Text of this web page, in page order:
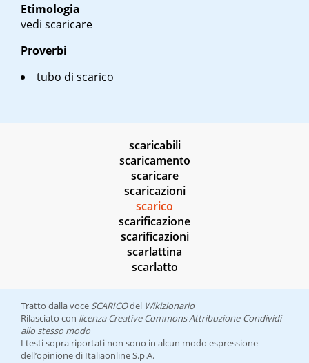
Etimologia
vedi scaricare
Proverbi
tubo di scarico
scaricabili
scaricamento
scaricare
scaricazioni
scarico
scarificazione
scarificazioni
scarlattina
scarlatto
Tratto dalla voce SCARICOdel Wikizionario
Rilasciato con licenza Creative Commons Attribuzione-Condividi
allo stesso modo
I testi sopra riportati non sono in alcun modo espressione
dell’opinione di Italiaonline S.p.A.